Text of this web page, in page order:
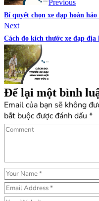
bài
viết
Previous
Bí quyết chọn xe đạp hoàn
phong cách sống
Next
Cách đo kích thước xe đạp địa
hợp với mọi vóc dáng
Để lại một bình
Email của bạn sẽ không
bắt buộc được đánh dấu *